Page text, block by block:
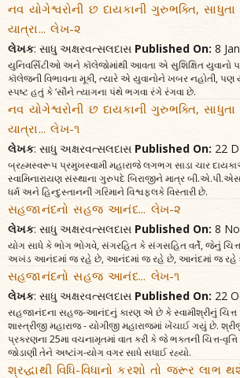
નવ યોગેશ્વરોની છ દાયકાની ગુરુભક્તિ,
યાત્રા... લેખ-૨
લેખક: સાધુ અક્ષરવત્સલદાસ Published On: 8
યુનિવર્સિટીઓ અને કૉલેજોમાંથી આવતા એ સુશિક્ષિત યુવાનો
કૉલેજની વિભાવના મૂકી, ત્યારે એ યુવાનોને ખબર નહોતી, પણ
સ્પષ્ટ હતું કે ‘સૌને ત્યાગના પંથે ભગવા રંગે રંગવા છે.
નવ યોગેશ્વરોની છ દાયકાની ગુરુભક્તિ,
યાત્રા... લેખ-૧
લેખક: સાધુ અક્ષરવત્સલદાસ Published On: 22
બ્રહ્મસ્વરૂપ પ્રમુખસ્વામી મહારાજે લગભગ સાડા ચાર
સ્વામિનારાયણ સંસ્થાના ગુરુપદે બિરાજીને માત્ર
ધર્મ અને હિન્દુસ્તાનની ગરિમાને વિશ્વફલકે વિસ્તારી છે.
સહજાનંદનો સહજ આનંદ... લેખ-૨
લેખક: સાધુ અક્ષરવત્સલદાસ Published On: 8
યોગ સાધે કે ભોગ ભોગવે, સંગરહિત કે સંગસહિત વર્તે, જેનું
અખંડ આનંદમાં જ રહે છે, આનંદમાં જ રહે છે, આનંદમાં જ રહે
સહજાનંદનો સહજ આનંદ... લેખ-૧
લેખક: સાધુ અક્ષરવત્સલદાસ Published On: 22
સહજાનંદના સહજ-આનંદનું કારણ એ છે કે સ્વામીશ્રીનું ચિત્ત
શાસ્ત્રીજી મહારાજ - યોગીજી મહારાજમાં ખેંચાઈ ગયું છે.
પ્રકરણના 25મા વચનામૃતમાં વાત કરી કે જે ભક્તની ચિત્ત-
જોડાણી તેને અષ્ટાંગ-યોગ વગર સાધે સધાઈ રહ્યો.
શ્રદ્ધાથી વિધિ-વિધાનો કરશો તો જરૂર લાભ